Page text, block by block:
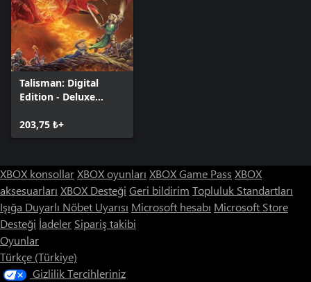
Talisman: Digital
Edition - Deluxe
203,75 ₺+
XBOX konsollarXBOX oyunları XBOX Game Pass XBOX
aksesuarları XBOX Desteği Geri bildirim Topluluk Standartları
Işığa Duyarlı Nöbet Uyarısı Microsoft hesabı Microsoft Store
Desteği İadeler Sipariş takibi
Oyunlar
Türkçe (Türkiye)
Gizlilik Tercihleriniz